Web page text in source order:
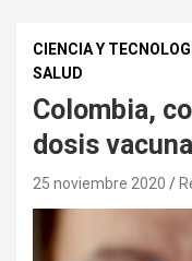
CIENCIA Y
SALUD
Colombia,
dosis
25 noviembre 2020